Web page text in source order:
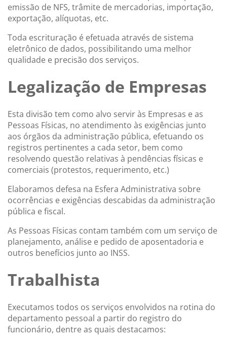
emissão de NFS, trâmite de mercadorias, importação,
exportação, alíquotas, etc.
Toda escrituração é efetuada através de sistema
eletrônico de dados, possibilitando uma melhor
qualidade e precisão dos serviços.
Legalização de Empresas
Esta divisão tem como alvo servir às Empresas e as
Pessoas Físicas, no atendimento às exigências junto
aos órgãos da administração pública, efetuando os
registros pertinentes a cada setor, bem como
resolvendo questão relativas à pendências físicas e
comerciais (protestos, requerimento, etc.)
Elaboramos defesa na Esfera Administrativa sobre
ocorrências e exigências descabidas da administração
pública e fiscal.
As Pessoas Físicas contam também com um serviço de
planejamento, análise e pedido de aposentadoria e
outros benefícios junto ao INSS.
Trabalhista
Executamos todos os serviços envolvidos na rotina do
departamento pessoal a partir do registro do
funcionário, dentre as quais destacamos: